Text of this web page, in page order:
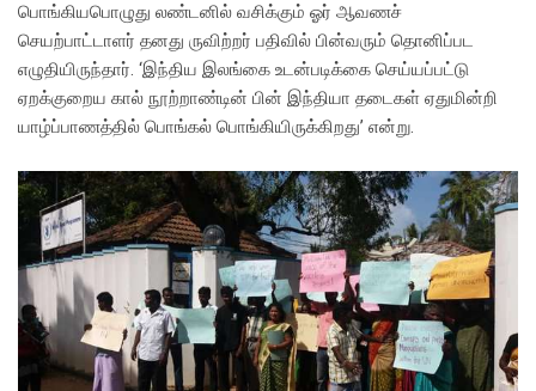
பொங்கியபொழுது லண்டனில் வசிக்கும் ஓர் ஆவணச்
செயற்பாட்டாளர் தனது ருவிற்றர் பதிவில் பின்வரும் தொனிப்பட
எழுதியிருந்தார். ‘இந்திய இலங்கை உடன்படிக்கை செய்யப்பட்டு
ஏறக்குறைய கால் நூற்றாண்டின் பின் இந்தியா தடைகள் ஏதுமின்றி
யாழ்ப்பாணத்தில் பொங்கல் பொங்கியிருக்கிறது’ என்று.